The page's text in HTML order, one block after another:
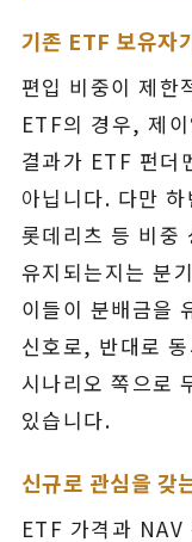
기존 ETF 보유자
편입 비중이 제한
ETF의 경우, 제
결과가 ETF 펀더
아닙니다. 다만
롯데리츠 등 비중
유지되는지는 분
이들이 분배금을
신호로, 반대로
시나리오 쪽으로
있습니다.
신규로 관심을 갖
ETF 가격과 NAV